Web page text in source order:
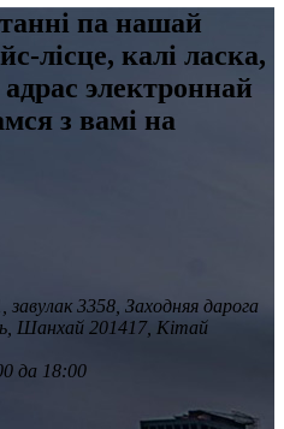
па нашай
лісце, калі ласка,
электроннай
з вамі на
3358, Заходняя дарога
Шанхай 201417, Кітай
да 18:00